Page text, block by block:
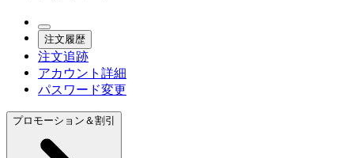
注文履歴
注文追跡
アカウント詳細
パスワード変更
プロモーション＆割引